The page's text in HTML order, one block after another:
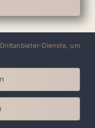
Dienste, um